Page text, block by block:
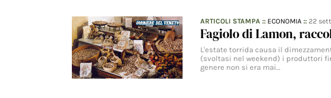
ARTICOLI STAMPA :: ECONOMIA ::22
Fagiolo di Lamon,
L'estate torrida causa il
(svoltasi nel weekend) i produttori
genere non si era mai…